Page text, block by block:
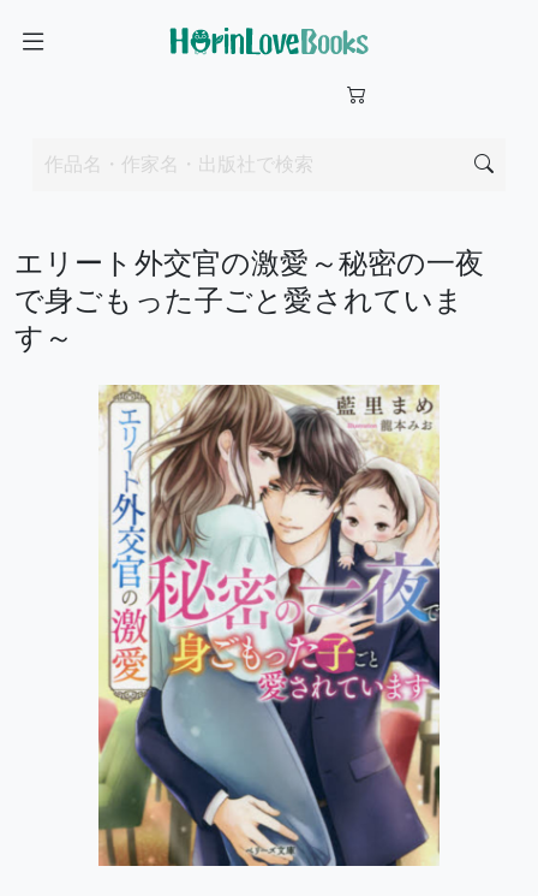
エリート外交官の激愛～秘密の一夜
で身ごもった子ごと愛されていま
す～